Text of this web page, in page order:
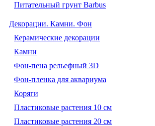
Питательный грунт Barbus
Декорации. Камни. Фон
Керамические декорации
Камни
Фон-пена рельефный 3D
Фон-пленка для аквариума
Коряги
Пластиковые растения 10 см
Пластиковые растения 20 см